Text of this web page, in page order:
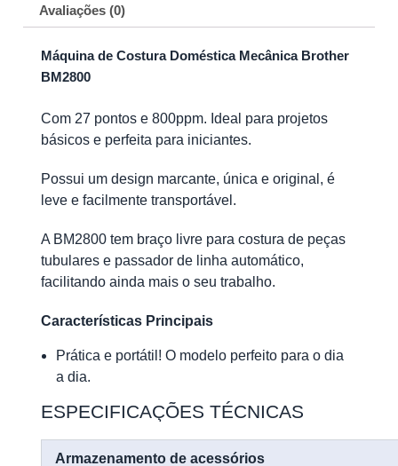
p
k
m
Avaliações (0)
Máquina de Costura Doméstica Mecânica Brother
BM2800
Com 27 pontos e 800ppm. Ideal para projetos
básicos e perfeita para iniciantes.
Possui um design marcante, única e original, é
leve e facilmente transportável.
A BM2800 tem braço livre para costura de peças
tubulares e passador de linha automático,
facilitando ainda mais o seu trabalho.
Características Principais
Prática e portátil! O modelo perfeito para o dia
a dia.
ESPECIFICAÇÕES TÉCNICAS
Armazenamento de acessórios